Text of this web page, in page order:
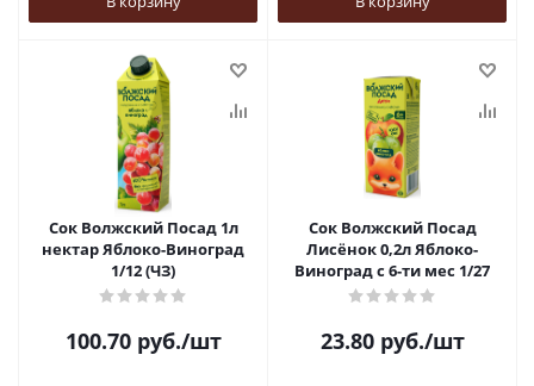
Сок Волжский Посад 1л
нектар Яблоко-Виноград
1/12 (ЧЗ)
100.70руб./шт
Сок Волжский Посад
Лисёнок 0,2л Яблоко-
Виноград с 6-ти мес 1/27
23.80руб./шт